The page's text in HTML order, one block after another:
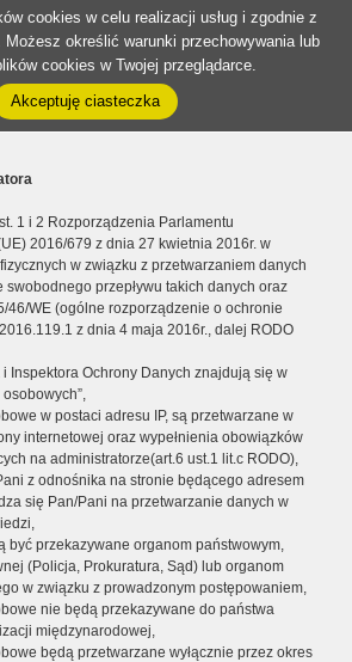
cookies w celu realizacji usług i zgodnie z
Możesz określić warunki przechowywania lub
cookies w Twojej przeglądarce.
Akceptuję ciasteczka
1 i 2 Rozporządzenia Parlamentu
2016/679 z dnia 27 kwietnia 2016r. w
w związku z przetwarzaniem danych
przepływu takich danych oraz
46/WE (ogólne rozporządzenie o ochronie
z dnia 4 maja 2016r., dalej RODO
Inspektora Ochrony Danych znajdują się w
w postaci adresu IP, są przetwarzane w
internetowej oraz wypełnienia obowiązków
na administratorze(art.6 ust.1 lit.c RODO),
z odnośnika na stronie będącego adresem
się Pan/Pani na przetwarzanie danych w
być przekazywane organom państwowym,
(Policja, Prokuratura, Sąd) lub organom
w związku z prowadzonym postępowaniem,
nie będą przekazywane do państwa
międzynarodowej,
będą przetwarzane wyłącznie przez okres